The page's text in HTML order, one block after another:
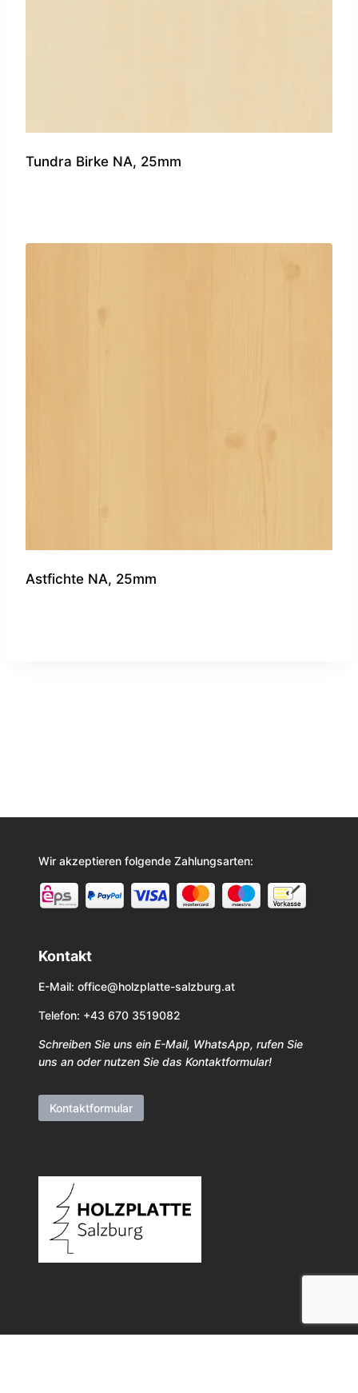
Tundra Birke NA, 25mm
Astfichte NA, 25mm
Wir akzeptieren folgende Zahlungsarten:
Kontakt
E-Mail: office@holzplatte-salzburg.at
Telefon: +43 670 3519082
Schreiben Sie uns ein E-Mail, WhatsApp, rufen Sie
uns an oder nutzen Sie das Kontaktformular!
Kontaktformular